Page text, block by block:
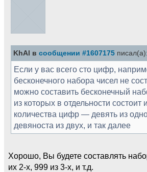
KhAl в сообщении #1607175 писал(а):
Если у вас всего сто цифр,
бесконечного набора чисел не
можно составить бесконечный
из которых в отдельности состоит
количества цифр — девять из
девяноста из двух, и так далее
Хорошо, Вы будете составлять
их 2-х, 999 из 3-х, и т.д.